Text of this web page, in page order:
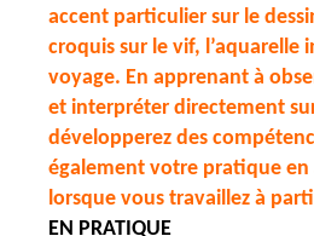
accent particulier sur le
croquis sur le vif, l’aquarelle
voyage. En apprenant à
et interpréter directement
développerez des
également votre pratique en
lorsque vous travaillez à
EN PRATIQUE